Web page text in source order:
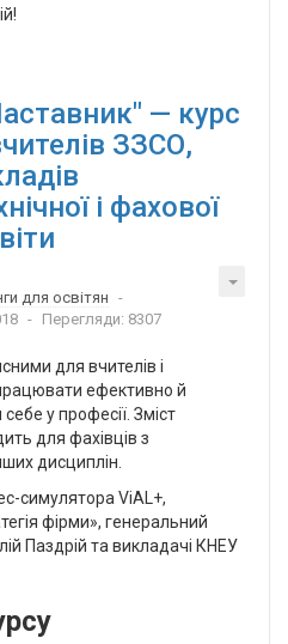
— курс
ЗЗСО,
і фахової
для освітян
Перегляди: 8307
для вчителів і
ефективно й
у професії. Зміст
для фахівців з
дисциплін.
симулятора ViAL+,
фірми», генеральний
Паздрій та викладачі КНЕУ